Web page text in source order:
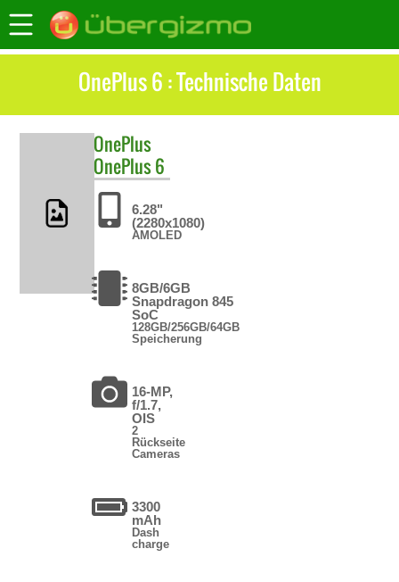
OnePlus 6 : Technische Daten
OnePlus
OnePlus 6
6.28"
(2280x1080)
AMOLED
8GB/6GB
Snapdragon 845
SoC
128GB/256GB/64GB
Speicherung
16-MP,
f/1.7,
OIS
2
Rückseite
Cameras
3300
mAh
Dash
charge